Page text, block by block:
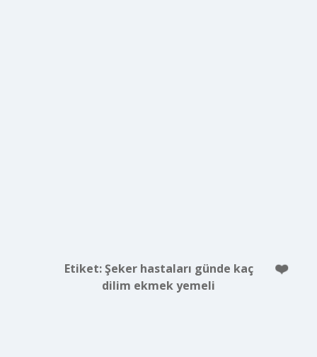
Etiket:Şeker hastaları günde kaç
dilim ekmek yemeli